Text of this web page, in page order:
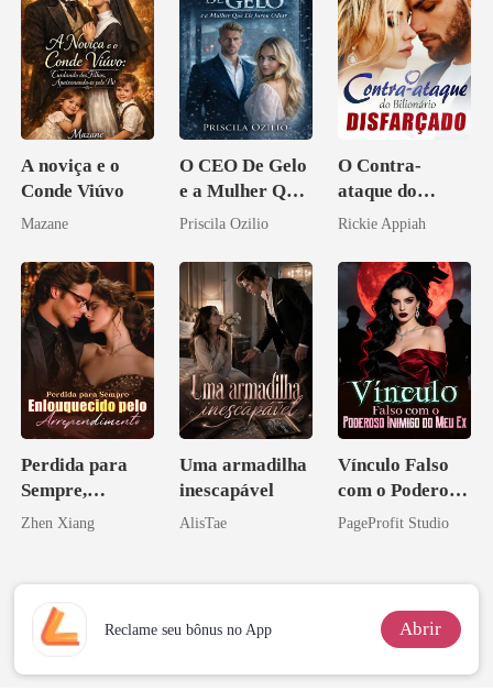
A noviça e o
Conde Viúvo
Mazane
O CEO De Gelo
e a Mulher Que
Ele Jurou Odiar
Priscila Ozilio
O Contra-
ataque do
Bilionário
Rickie Appiah
Perdida para
Sempre,
Enlouquecido
o
Zhen Xiang
Uma armadilha
inescapável
AlisTae
Vínculo Falso
com o Poderoso
Inimigo do Meu
PageProfit Studio
Reclame seu bônus no App Abrir